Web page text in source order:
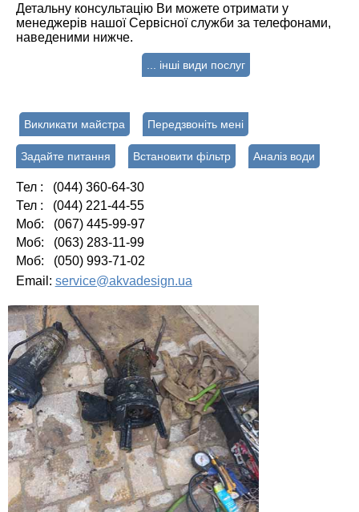
Детальну консультацію Ви можете отримати у
менеджерів нашої Сервісної служби за телефонами,
наведеними нижче.
... інші види послуг
Викликати майстра Передзвоніть мені
Задайте питання Встановити фільтр Аналіз води
Тел : (044) 360-64-30
Тел : (044) 221-44-55
Моб: (067) 445-99-97
Моб: (063) 283-11-99
Моб: (050) 993-71-02
Email: service@akvadesign.ua